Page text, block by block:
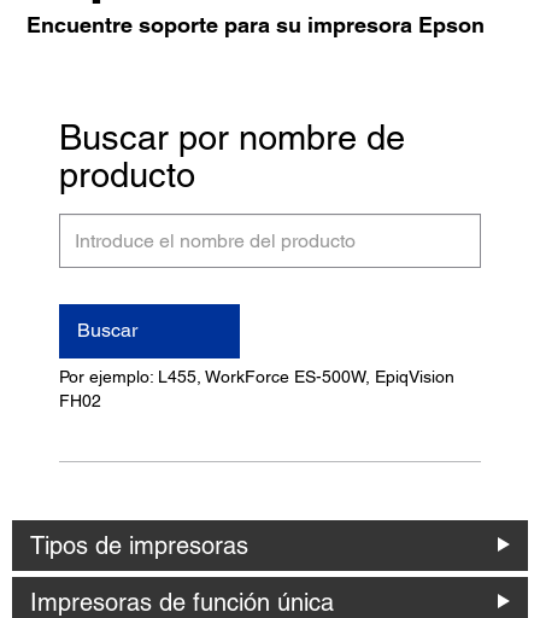
Encuentre soporte para su impresora Epson
Buscar por nombre de
producto
del
producto
Buscar
Por ejemplo: L455, WorkForce ES-500W, EpiqVision
FH02
Tipos de impresoras
Impresoras de función única